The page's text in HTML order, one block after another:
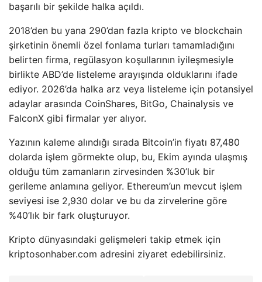
başarılı bir şekilde halka açıldı.
2018’den bu yana 290’dan fazla kripto ve blockchain
şirketinin önemli özel fonlama turları tamamladığını
belirten firma, regülasyon koşullarının iyileşmesiyle
birlikte ABD’de listeleme arayışında olduklarını ifade
ediyor. 2026’da halka arz veya listeleme için potansiyel
adaylar arasında CoinShares, BitGo, Chainalysis ve
FalconX gibi firmalar yer alıyor.
Yazının kaleme alındığı sırada Bitcoin’in fiyatı 87,480
dolarda işlem görmekte olup, bu, Ekim ayında ulaşmış
olduğu tüm zamanların zirvesinden %30’luk bir
gerileme anlamına geliyor. Ethereum’un mevcut işlem
seviyesi ise 2,930 dolar ve bu da zirvelerine göre
%40’lık bir fark oluşturuyor.
Kripto dünyasındaki gelişmeleri takip etmek için
kriptosonhaber.com adresini ziyaret edebilirsiniz.